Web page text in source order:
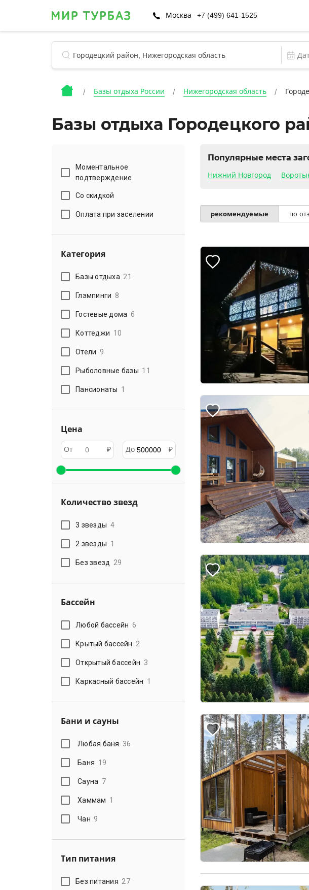
Москва +7 (499) 641-1525
Базы отдыха России Нижегородская область
Базы отдыха Городецкого
Моментальное
подтверждение
Со скидкой
Оплата при заселении
Категория
Базы отдыха 21
Глэмпинги 8
Гостевые дома 6
Коттеджи 10
Отели 9
Рыболовные базы 11
Пансионаты 1
Цена
От ₽ До ₽
Количество звезд
3 звезды 4
2 звезды 1
Без звезд 29
Бассейн
Любой бассейн 6
Крытый бассейн 2
Открытый бассейн 3
Каркасный бассейн 1
Бани и сауны
Любая баня 36
Баня 19
Сауна 7
Хаммам 1
Чан 9
Тип питания
Без питания 27
Популярные места
Нижний Новгород
рекомендуемые по